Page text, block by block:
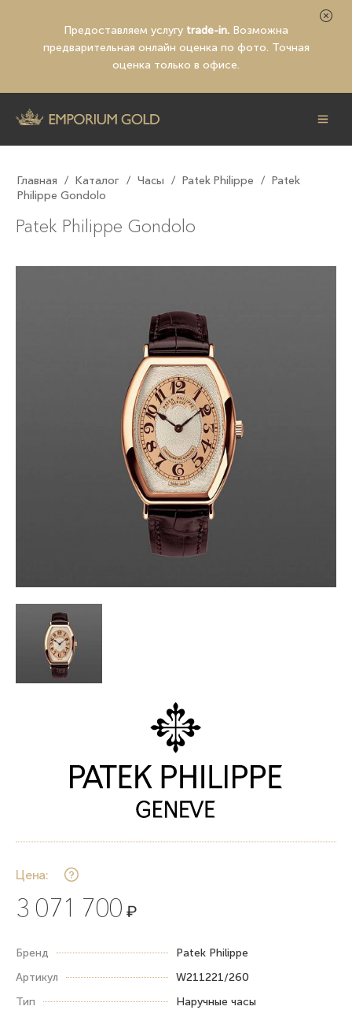
Предоставляем услугу trade-in. Возможна
предварительная онлайн оценка по фото. Точная
оценка только в офисе.
Главная / Каталог / Часы / Patek Philippe / Patek
Philippe Gondolo
Patek Philippe Gondolo
Цена:
3 071 700 ₽
Бренд
Patek Philippe
Артикул
W211221/260
Тип
Наручные часы